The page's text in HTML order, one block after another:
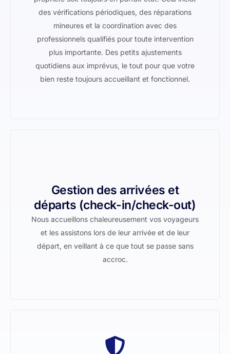
des vérifications périodiques, des réparations
mineures et la coordination avec des
professionnels qualifiés pour toute intervention
plus importante. Des petits ajustements
quotidiens aux imprévus, le tout pour que votre
bien reste toujours accueillant et fonctionnel.
Gestion des arrivées et
départs (check-in/check-out)
Nous accueillons chaleureusement vos voyageurs
et les assistons lors de leur arrivée et de leur
départ, en veillant à ce que tout se passe sans
accroc.